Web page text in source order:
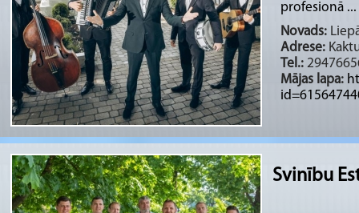
profesionā ...
Novads:
Adrese:
Tel.:
Mājas lapa:
Svinību